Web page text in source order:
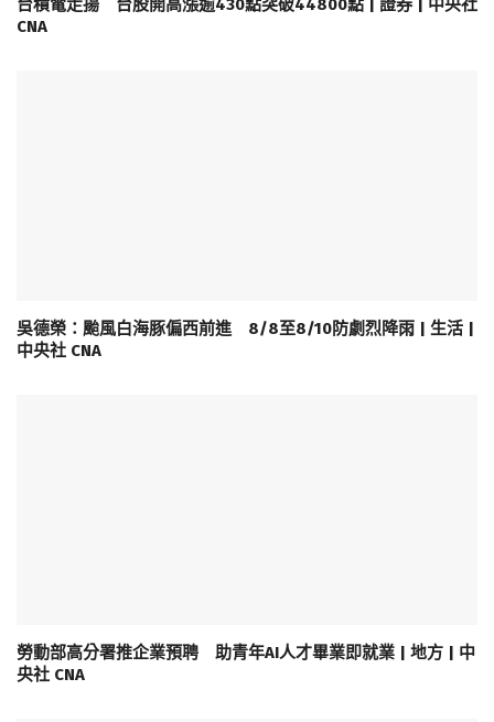
台積電走揚 台股開高漲逾430點突破44800點 | 證券 | 中央社
CNA
吳德榮：颱風白海豚偏西前進 8/8至8/10防劇烈降雨 | 生活 |
中央社 CNA
勞動部高分署推企業預聘 助青年AI人才畢業即就業 | 地方 | 中
央社 CNA